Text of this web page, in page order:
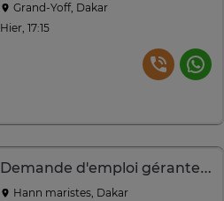
Grand-Yoff, Dakar
Hier, 17:15
Demande d'emploi gérante caissierre
Hann maristes, Dakar